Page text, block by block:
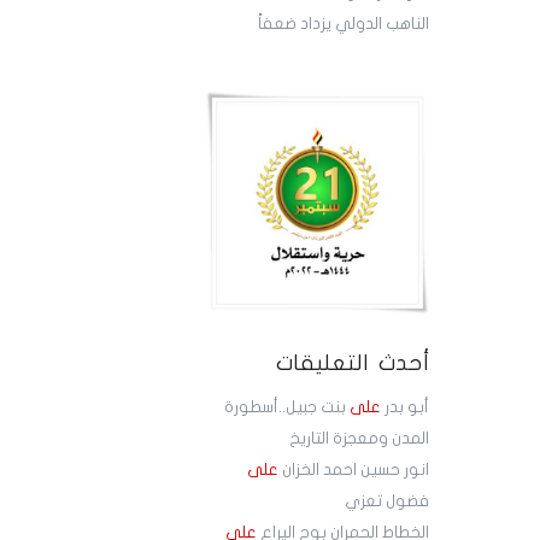
الناهب الدولي يزداد ضعفاً
أحدث التعليقات
أبو بدر على بنت جبيل..أسطورة
المدن ومعجزة التاريخ
انور حسين احمد الخزان على
فضول تعزي
الخطاط الحمران بوح اليراع على